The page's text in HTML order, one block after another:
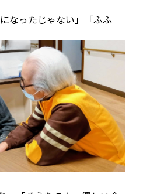
なったじゃない」「ふふ